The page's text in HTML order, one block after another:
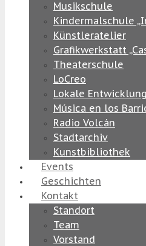
Musikschule
Kindermalschule
Künstleratelier
Grafikwerkstatt
Theaterschule
LoCreo
Lokale
Música en los
Radio Volcán
Stadtarchiv
Kunstbibliothek
Events
Geschichten
Kontakt
Standort
Team
Vorstand